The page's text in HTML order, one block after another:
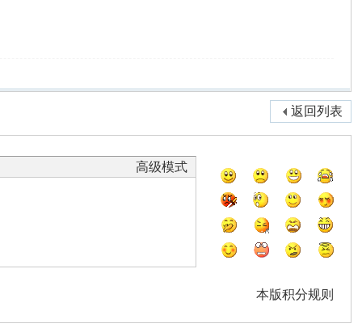
返回列表
高级模式
本版积分规则